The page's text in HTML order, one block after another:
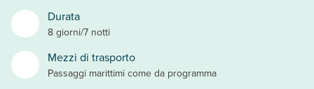
Durata
8 giorni/7 notti
Mezzi di trasporto
Passaggi marittimi come da programma